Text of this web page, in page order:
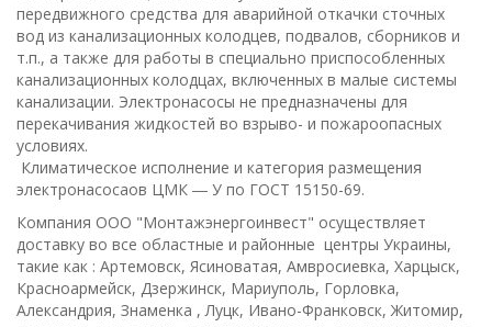
передвижного средства для аварийной откачки сточных
вод из канализационных колодцев, подвалов, сборников и
т.п., а также для работы в специально приспособленных
канализационных колодцах, включенных в малые системы
канализации. Электронасосы не предназначены для
перекачивания жидкостей во взрыво- и пожароопасных
условиях.
Климатическое исполнение и категория размещения
электронасосаов ЦМК ― У по ГОСТ 15150-69.
Компания ООО "Монтажэнергоинвест" осуществляет
доставку во все областные и районные центры Украины,
такие как : Артемовск, Ясиноватая, Амвросиевка, Харцыск,
Красноармейск, Дзержинск, Мариуполь, Горловка,
Александрия, Знаменка , Луцк, Ивано-Франковск, Житомир,